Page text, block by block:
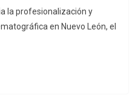
la profesionalización y
en Nuevo León, el